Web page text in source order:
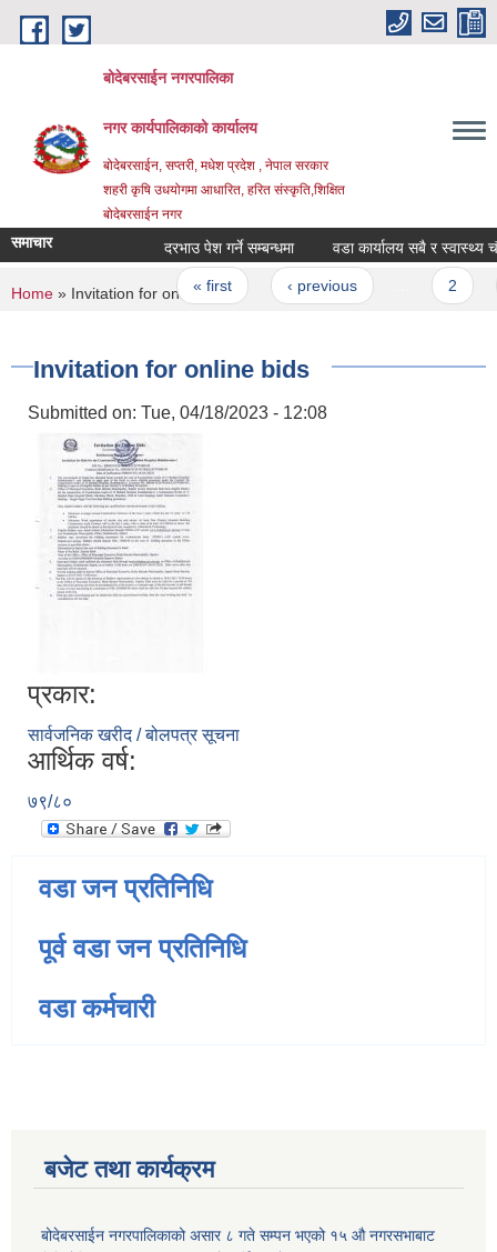
Skip to main content
बोदेबरसाईन नगरपालिका
नगर कार्यपालिकाको कार्यालय
बोदेबरसाईन, सप्तरी, मधेश प्रदेश , नेपाल सरकार
शहरी कृषि उधयोगमा आधारित, हरित संस्कृति,शिक्षित
बोदेबरसाईन नगर
समाचार दरभाउ पेश गर्ने सम्बन्धमा वडा कार्यालय सबै र स्वास्थ्य
Pages
« first ‹ previous
You are here
Home » Invitation for online bids
Invitation for online bids
Submitted on: Tue, 04/18/2023 - 12:08
प्रकार:
सार्वजनिक खरीद / बोलपत्र सूचना
आर्थिक वर्ष:
७९/८०
वडा जन प्रतिनिधि
पूर्व वडा जन प्रतिनिधि
वडा कर्मचारी
बजेट तथा कार्यक्रम
बोदेबरसाईन नगरपालिकाको असार ८ गते सम्पन भएको १५ ‍‍‍औ नगरसभाबाट